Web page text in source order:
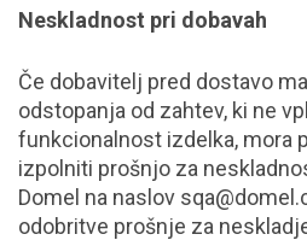
Neskladnost pri dobavah
Če dobavitelj pred dostavo
odstopanja od zahtev, ki ne
funkcionalnost izdelka, mora
izpolniti prošnjo za
Domel na naslov
odobritve prošnje za